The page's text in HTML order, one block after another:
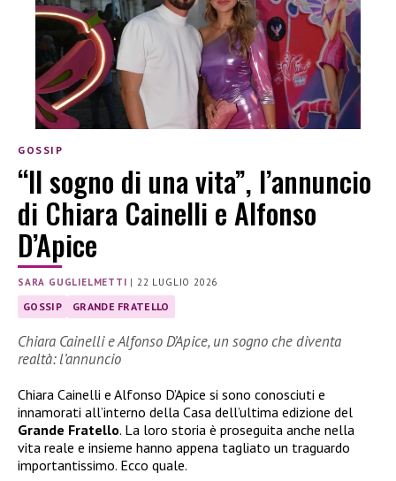
GOSSIP
“Il sogno di una vita”, l’annuncio
di Chiara Cainelli e Alfonso
D’Apice
SARA GUGLIELMETTI | 22 LUGLIO 2026
GOSSIP GRANDE FRATELLO
Chiara Cainelli e Alfonso D’Apice, un sogno che diventa
realtà: l’annuncio
Chiara Cainelli e Alfonso D’Apice si sono conosciuti e
innamorati all’interno della Casa dell’ultima edizione del
Grande Fratello. La loro storia è proseguita anche nella
vita reale e insieme hanno appena tagliato un traguardo
importantissimo. Ecco quale.